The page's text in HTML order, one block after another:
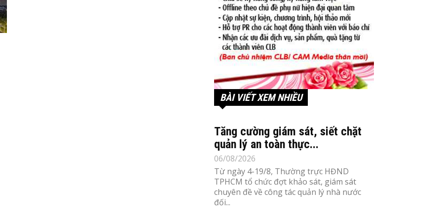
BÀI VIẾT XEM NHIỀU
Tăng cường giám sát, siết chặt
quản lý an toàn thực...
06/08/2026
Từ ngày 4-19/8, Thường trực HĐND
TPHCM tổ chức đợt khảo sát, giám sát
chuyên đề về công tác quản lý nhà nước
đối...